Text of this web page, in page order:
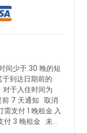
间少于 30 晚的短
于到达日期前的
对于入住时间为
7 天通知 取消
支付 1 晚租金 入
付 3 晚租金 未入